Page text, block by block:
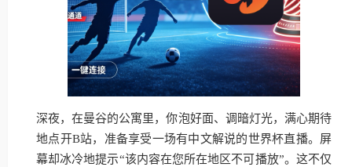
深夜，在曼谷的公寓里，你泡好面、调暗灯光，满心期待
地点开B站，准备享受一场有中文解说的世界杯直播。屏
幕却冰冷地提示“该内容在您所在地区不可播放”。这不仅